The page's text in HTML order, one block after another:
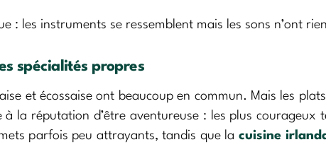
: les instruments se ressemblent mais les sons n’ont
spécialités propres
et écossaise ont beaucoup en commun. Mais les
à la réputation d’être aventureuse : les plus courageux
parfois peu attrayants, tandis que la cuisine